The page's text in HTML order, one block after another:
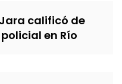
calificó de
en Río